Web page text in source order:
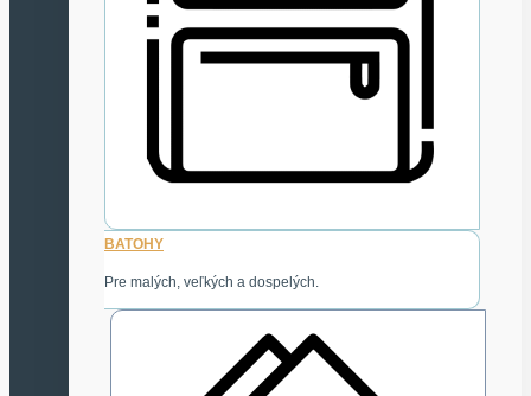
BATOHY
Pre malých, veľkých a dospelých.